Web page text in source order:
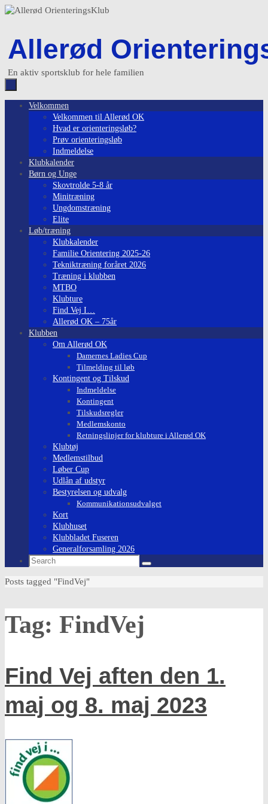
Skip
Allerød
En aktiv sportsklub for hele familien
Skip
Velkommen
Velkommen til Allerød OK
Hvad er orienteringsløb?
Prøv orienteringsløb
Indmeldelse
Klubkalender
Børn og Unge
Skovtrolde 5-8 år
Minitræning
Ungdomstræning
Elite
Løb/træning
Klubkalender
Familie Orientering 2025-26
Tekniktræning foråret 2026
Træning i klubben
MTBO
Klubture
Find Vej I…
Allerød OK – 75år
Klubben
Om Allerød OK
Damernes Ladies Cup
Tilmelding til løb
Kontingent og Tilskud
Indmeldelse
Kontingent
Tilskudsregler
Medlemskonto
Retningslinjer for klubture i Allerød OK
Klubtøj
Medlemstilbud
Løber Cup
Udlån af udstyr
Bestyrelsen og udvalg
Kommunikationsudvalget
Kort
Klubhuset
Klubbladet Fuseren
Generalforsamling 2026
Search
Search
Home
Posts tagged "FindVej"
Tag: FindVej
Find Vej aften den 1.
maj og 8. maj 2023